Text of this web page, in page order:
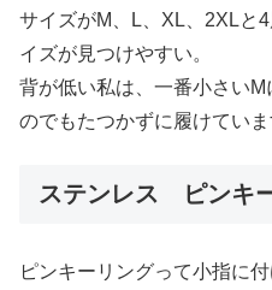
サイズがM、L、XL、2XLと
イズが見つけやすい。
背が低い私は、一番小さい
のでもたつかずに履けていま
ステンレス ピンキ
ピンキーリングって小指に